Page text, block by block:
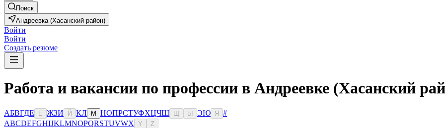
Поиск
Андреевка (Хасанский район)
Войти
Войти
Создать резюме
Работа и вакансии по профессии в Андреевке (Хасанский
АБВГДЕ Ё ЖЗИ Й КЛ М НОПРСТУФХЦЧШ Ы ЭЮ Я
#
ABCDEFGHIJKLMNOPQRSTUVWX Y Z